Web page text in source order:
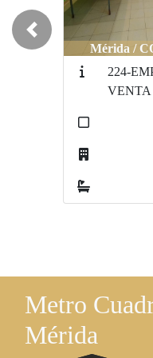
Mérida /
224-
VENTA
Previous
Metro
Mérida